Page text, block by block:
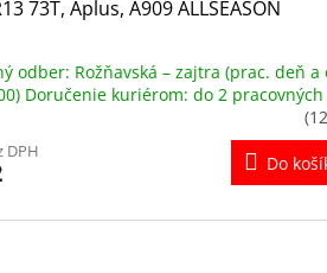
73T, Aplus, A909 ALLSEASON
odber: Rožňavská – zajtra (prac. deň a
Doručenie kuriérom: do 2
DPH
Do